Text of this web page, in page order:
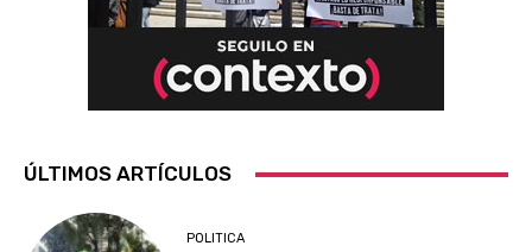
ÚLTIMOS ARTÍCULOS
POLITICA